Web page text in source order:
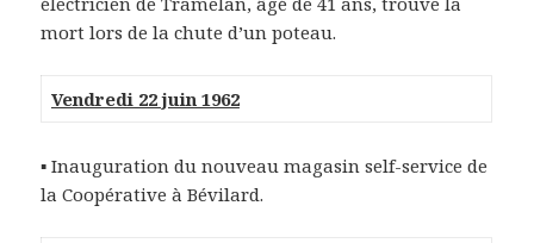
mort lors de la chute d’un poteau.
Vendredi 22 juin 1962
▪ Inauguration du nouveau magasin self-service de
la Coopérative à Bévilard.